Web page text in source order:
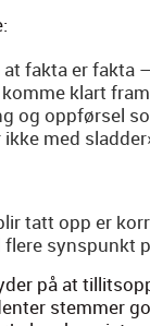
at fak­ta er fak­ta
klart
og oppførsel
med
tatt opp er
syn­spunkt
på at
stem­mer